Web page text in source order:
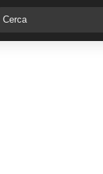
aspetto